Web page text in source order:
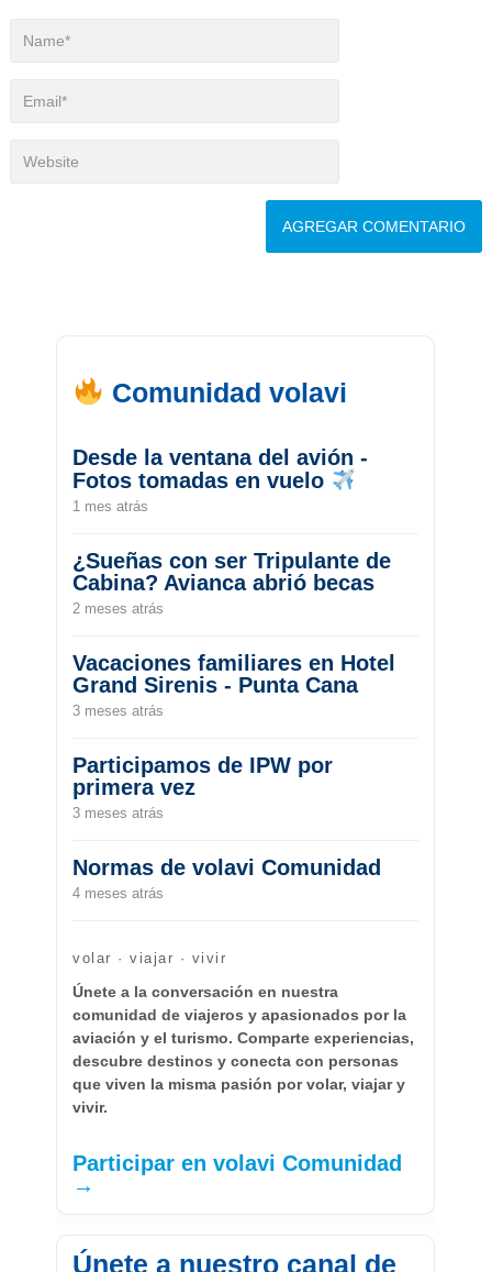
Comunidad volavi
Desde la ventana del avión -
Fotos tomadas en vuelo
1 mes atrás
¿Sueñas con ser Tripulante de
Cabina? Avianca abrió becas
2 meses atrás
Vacaciones familiares en Hotel
Grand Sirenis - Punta Cana
3 meses atrás
Participamos de IPW por
primera vez
3 meses atrás
Normas de volavi Comunidad
4 meses atrás
volar · viajar · vivir
Únete a la conversación en nuestra
comunidad de viajeros y apasionados por la
aviación y el turismo. Comparte experiencias,
descubre destinos y conecta con personas
que viven la misma pasión por volar, viajar y
vivir.
Participar en volavi Comunidad
→
Únete a nuestro canal de